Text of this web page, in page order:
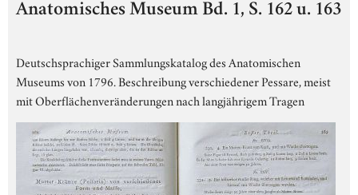
Anatomisches Museum Bd. 1, S. 162 u. 163
Deutschsprachiger Sammlungskatalog des Anatomischen
Museums von 1796. Beschreibung verschiedener Pessare, meist
mit Oberflächenveränderungen nach langjährigem Tragen